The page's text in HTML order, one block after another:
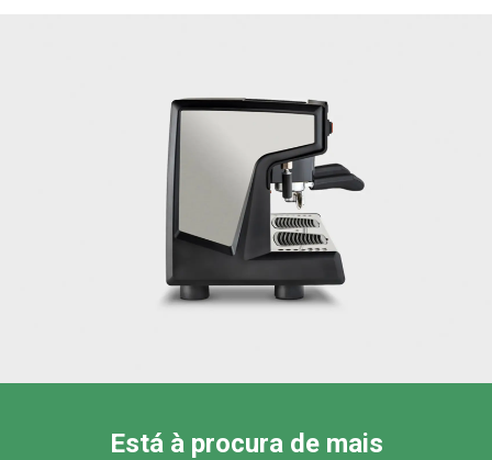
Está à procura de mais